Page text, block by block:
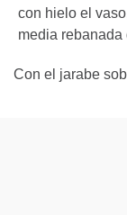
con hielo el
media rebanada
Con el jarabe